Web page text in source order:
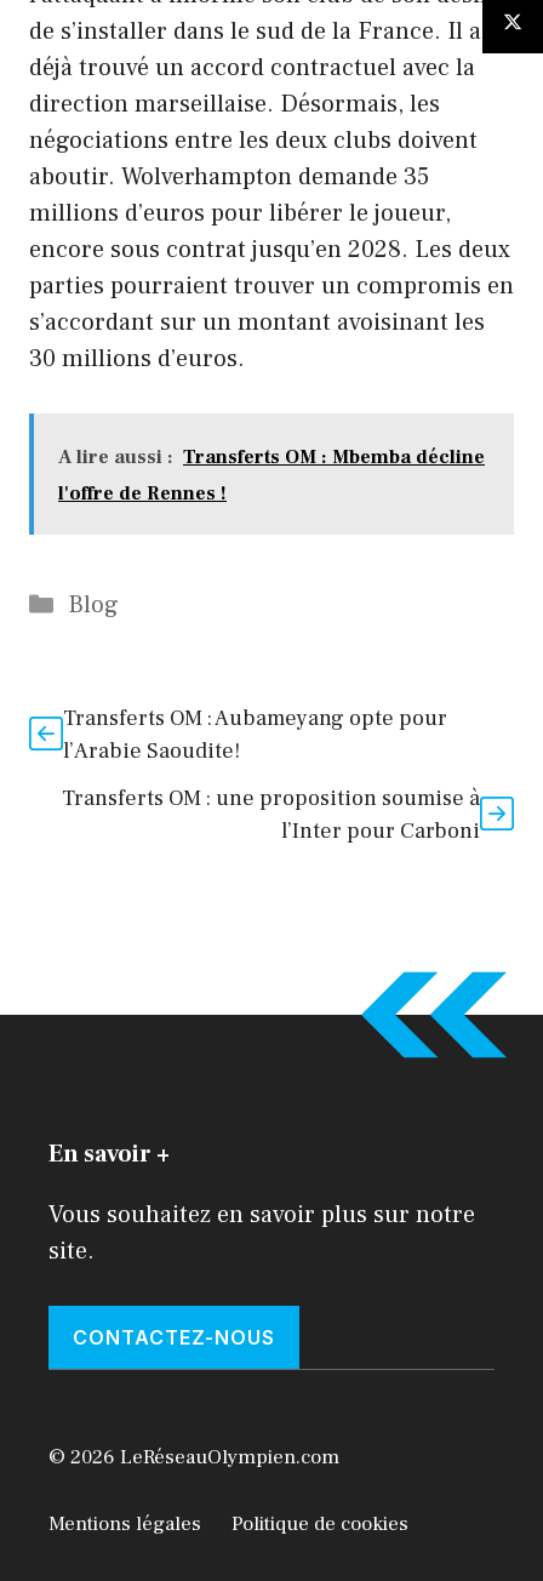
de s’installer dans le sud de la France. Il a
déjà trouvé un accord contractuel avec la
direction marseillaise. Désormais, les
négociations entre les deux clubs doivent
aboutir. Wolverhampton demande 35
millions d’euros pour libérer le joueur,
encore sous contrat jusqu’en 2028. Les deux
parties pourraient trouver un compromis en
s’accordant sur un montant avoisinant les
30 millions d’euros.
A lire aussi : Transferts OM : Mbemba décline
l'offre de Rennes !
Catégories
Blog
Transferts OM : Aubameyang opte pour
l’Arabie Saoudite!
Transferts OM : une proposition soumise à
l’Inter pour Carboni
En savoir +
Vous souhaitez en savoir plus sur notre
site.
CONTACTEZ-NOUS
© 2026 LeRéseauOlympien.com
Mentions légales Politique de cookies